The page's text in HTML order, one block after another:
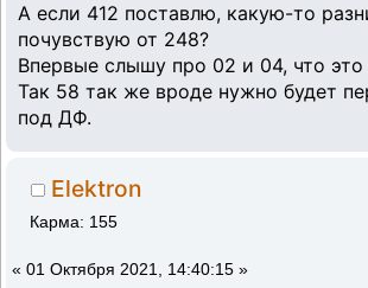
А если 412 поставлю, какую-то
почувствую от 248?
Впервые слышу про 02 и 04, что это
Так 58 так же вроде нужно будет
под ДФ.
Elektron
Карма: 155
« 01 Октября 2021, 14:40:15 »